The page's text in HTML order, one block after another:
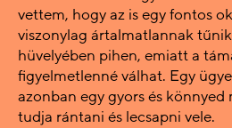
vettem, hogy az is egy fontos
viszonylag ártalmatlannak
hüvelyében pihen, emiatt a
figyelmetlenné válhat. Egy
azonban egy gyors és
tudja rántani és lecsapni vele.